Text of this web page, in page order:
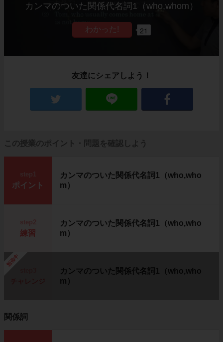
カンマのついた関係代名詞1（who,whom）
21
友達にシェアしよう！
この授業のポイント・問題を確認しよう
ポイント
カンマのついた関係代名詞1（who,who
m）
練習
カンマのついた関係代名詞1（who,who
m）
勉強中
カンマのついた関係代名詞1（who,who
m）
関係詞